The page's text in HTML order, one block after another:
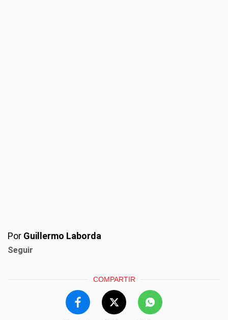
Por Guillermo Laborda
Seguir
COMPARTIR